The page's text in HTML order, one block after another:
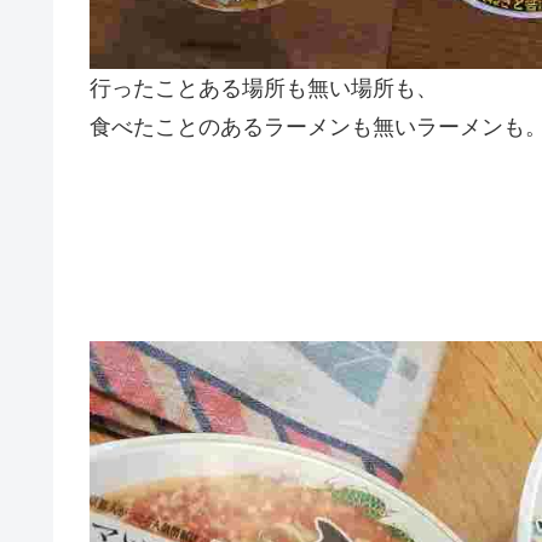
行ったことある場所も無い場所も、
食べたことのあるラーメンも無いラーメンも